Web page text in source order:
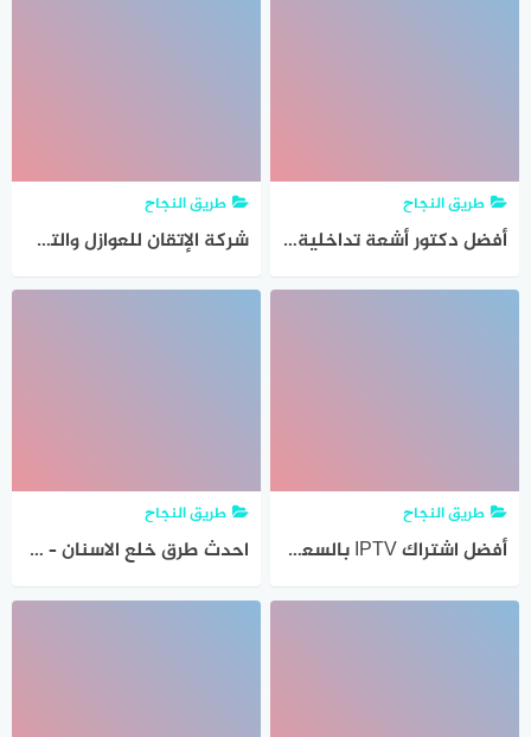
طريق النجاح
أفضل دكتور أشعة تداخلية | كيف تساعد القسطرة العلاجية في علاج الأورام بالأشعة التداخلية بدون تدخل جراحي
طريق النجاح
شركة الإتقان للعوازل والتسربات– خبرة وجودة تضمن لك مياه نقية وآمنة
طريق النجاح
أفضل اشتراك IPTV بالسعودية لمشاهدة القنوات العالمية بدون تقطيع
طريق النجاح
احدث طرق خلع الاسنان – دليلك الكامل لعلاج آمن وبدون ألم من مركز الدكتور عمار لطب الأسنان بالمنصورة